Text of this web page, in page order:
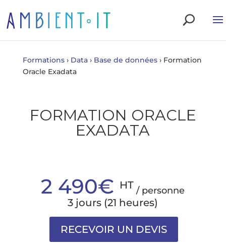
Formations › Data › Base de données › Formation
Oracle Exadata
FORMATION ORACLE
EXADATA
2 490€ HT / personne
3 jours (21 heures)